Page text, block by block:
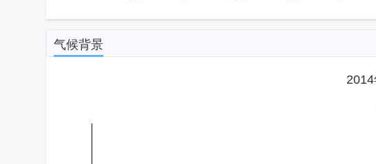
气候背景